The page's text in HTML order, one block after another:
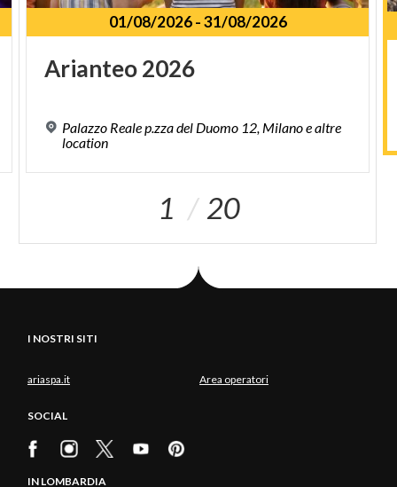
01/08/2026-31/08/2026
Arianteo2026
Palazzo Reale p.zza del Duomo 12, Milano e altre
location
1 20
I NOSTRI SITI
ariaspa.it Area operatori
SOCIAL
IN LOMBARDIA